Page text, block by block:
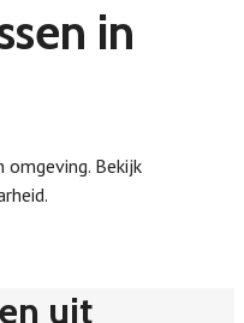
in
Bekijk
uit